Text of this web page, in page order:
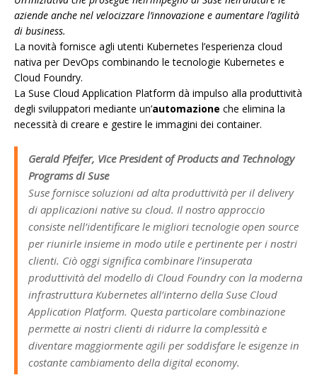
aziende anche nel velocizzare l’innovazione e aumentare l’agilità
di business.
La novità fornisce agli utenti Kubernetes l’esperienza cloud
nativa per DevOps combinando le tecnologie Kubernetes e
Cloud Foundry.
La Suse Cloud Application Platform dà impulso alla produttività
degli sviluppatori mediante un’automazione che elimina la
necessità di creare e gestire le immagini dei container.
Gerald Pfeifer, Vice President of Products and Technology
Programs di Suse
Suse fornisce soluzioni ad alta produttività per il delivery
di applicazioni native su cloud. Il nostro approccio
consiste nell’identificare le migliori tecnologie open source
per riunirle insieme in modo utile e pertinente per i nostri
clienti. Ciò oggi significa combinare l’insuperata
produttività del modello di Cloud Foundry con la moderna
infrastruttura Kubernetes all’interno della Suse Cloud
Application Platform. Questa particolare combinazione
permette ai nostri clienti di ridurre la complessità e
diventare maggiormente agili per soddisfare le esigenze in
costante cambiamento della digital economy.